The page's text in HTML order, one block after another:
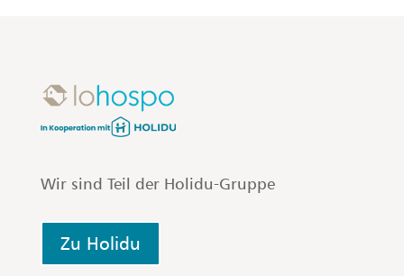
Wir sind Teil der Holidu-Gruppe
Zu Holidu